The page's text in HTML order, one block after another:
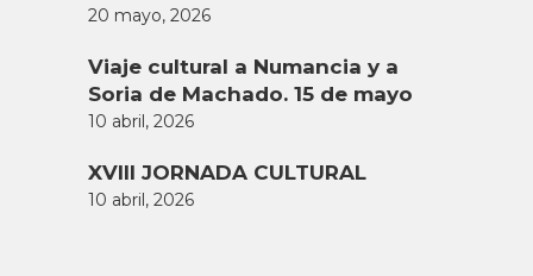
20 mayo, 2026
Viaje cultural a Numancia y a
Soria de Machado. 15 de mayo
10 abril, 2026
XVIII JORNADA CULTURAL
10 abril, 2026